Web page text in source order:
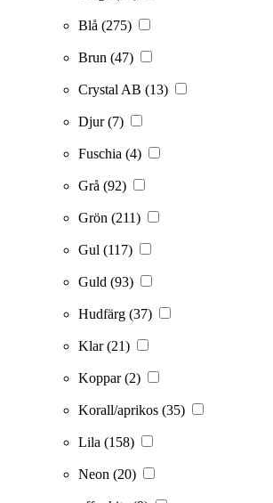
Blå (275)
Brun (47)
Crystal AB (13)
Djur(7)
Fuschia (4)
Grå (92)
Grön (211)
Gul (117)
Guld (93)
Hudfärg (37)
Klar(21)
Koppar(2)
Korall/aprikos (35)
Lila (158)
Neon (20)